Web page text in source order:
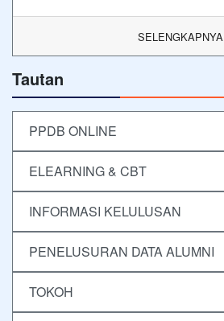
SELENGKAPNYA
Tautan
PPDB ONLINE
ELEARNING & CBT
INFORMASI KELULUSAN
PENELUSURAN DATA ALUMNI
TOKOH